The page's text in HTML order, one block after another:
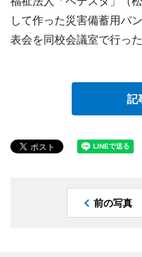
して作った災害備蓄用パ
表会を同校会議室で行った
記
前の写真